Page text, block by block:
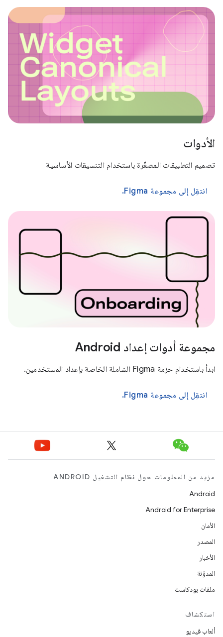
الأدوات
تصميم التطبيقات المصغّرة باستخدام التنسيقات الأساسية
انتقِل إلى مجموعة Figma.
مجموعة أدوات إعداد Android
ابدأ باستخدام حزمة Figma الشاملة الخاصة بإعداد المستخدمين.
انتقِل إلى مجموعة Figma.
مزيد من المعلومات حول نظام التشغيل ANDROID
Android
Android for Enterprise
الأمان
المصدر
الأخبار
المدوّنة
ملفات بودكاست
استكشاف
ألعاب فيديو